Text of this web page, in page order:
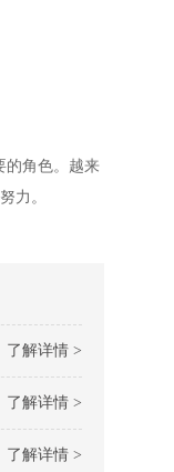
的角色。越来
力。
了解详情 >
了解详情 >
了解详情 >